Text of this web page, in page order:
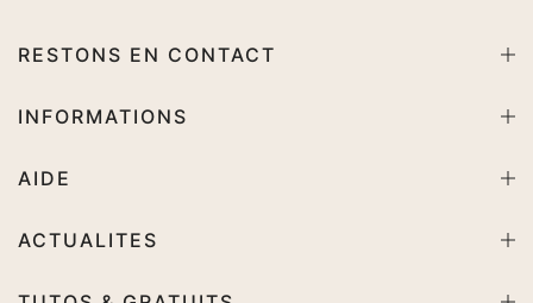
RESTONS EN CONTACT
INFORMATIONS
AIDE
ACTUALITES